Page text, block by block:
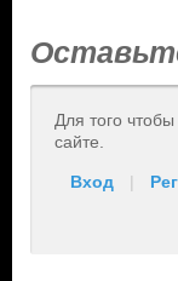
Для того
сайте.
Вход |